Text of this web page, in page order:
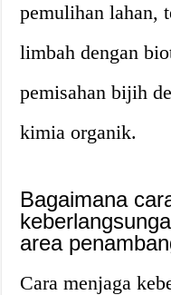
pemulihan lahan,
limbah dengan
pemisahan bijih
kimia organik.
Bagaimana
area
Cara menjaga